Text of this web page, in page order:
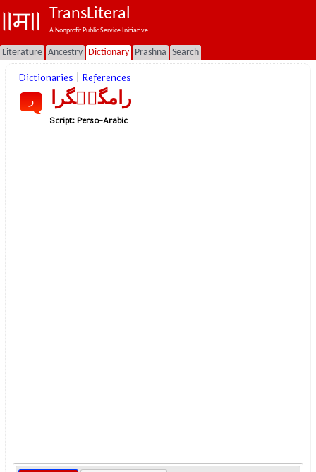
TransLiteral
A Nonprofit Public Service Initiative.
Literature Ancestry Dictionary Prashna Search
Dictionaries References
ر رامگنٛگرا
Script:Perso-Arabic